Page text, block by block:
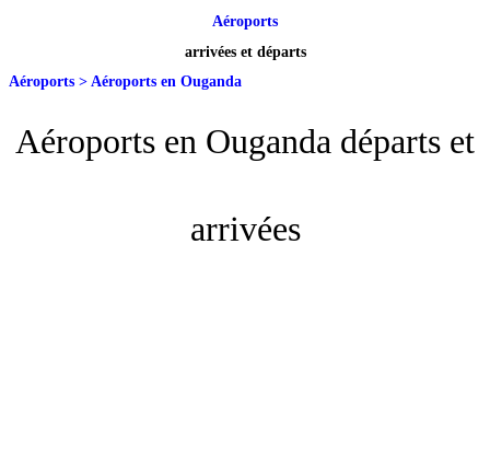
Aéroports
arrivées et départs
Aéroports > Aéroports en Ouganda
Aéroports en Ouganda départs et
arrivées